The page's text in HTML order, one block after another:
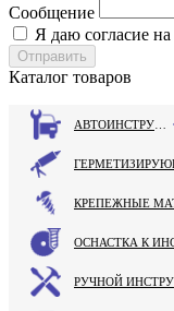
Сообщение
Я даю согласие на
Каталог товаров